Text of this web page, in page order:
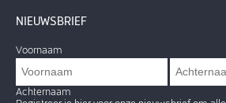
NIEUWSBRIEF
Voornaam
Achternaam